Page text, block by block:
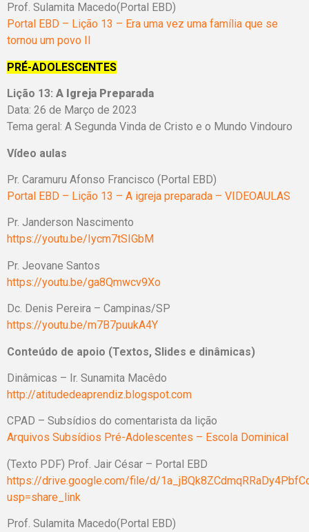
Prof. Sulamita Macedo(Portal EBD)
Portal EBD – Lição 13 – Era uma vez uma família que se
tornou um povo II
PRÉ-ADOLESCENTES
Lição 13: A Igreja Preparada
Data: 26 de Março de 2023
Tema geral: A Segunda Vinda de Cristo e o Mundo Vindouro
Vídeo aulas
Pr. Caramuru Afonso Francisco (Portal EBD)
Portal EBD – Lição 13 – A igreja preparada – VIDEOAULAS
Pr. Janderson Nascimento
https://youtu.be/Iycm7tSIGbM
Pr. Jeovane Santos
https://youtu.be/ga8Qmwcv9Xo
Dc. Denis Pereira – Campinas/SP
https://youtu.be/m7B7puukA4Y
Conteúdo de apoio (Textos, Slides e dinâmicas)
Dinâmicas – Ir. Sunamita Macêdo
http://atitudedeaprendiz.blogspot.com
CPAD – Subsídios do comentarista da lição
Arquivos Subsídios Pré-Adolescentes – Escola Dominical
(Texto PDF) Prof. Jair César – Portal EBD
https://drive.google.com/file/d/
usp=share_link
Prof. Sulamita Macedo(Portal EBD)